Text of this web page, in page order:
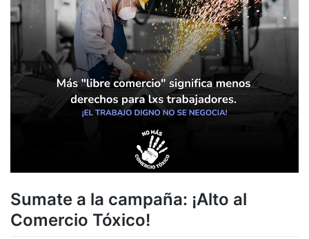
Sumate a la campaña: ¡Alto al
Comercio Tóxico!